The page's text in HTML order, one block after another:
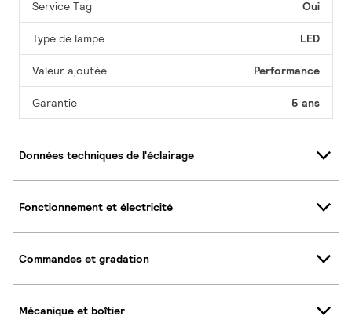
Service Tag Oui
Type de lampe LED
Valeur ajoutée Performance
Garantie 5 ans
Données techniques de l'éclairage
Fonctionnement et électricité
Commandes et gradation
Mécanique et boîtier